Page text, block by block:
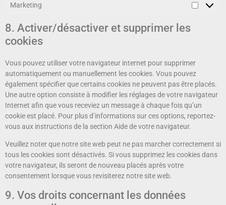
Marketing
8. Activer/désactiver et supprimer les
cookies
Vous pouvez utiliser votre navigateur internet pour supprimer
automatiquement ou manuellement les cookies. Vous pouvez
également spécifier que certains cookies ne peuvent pas être placés.
Une autre option consiste à modifier les réglages de votre navigateur
Internet afin que vous receviez un message à chaque fois qu’un
cookie est placé. Pour plus d’informations sur ces options, reportez-
vous aux instructions de la section Aide de votre navigateur.
Veuillez noter que notre site web peut ne pas marcher correctement si
tous les cookies sont désactivés. Si vous supprimez les cookies dans
votre navigateur, ils seront de nouveau placés après votre
consentement lorsque vous revisiterez notre site web.
9. Vos droits concernant les données